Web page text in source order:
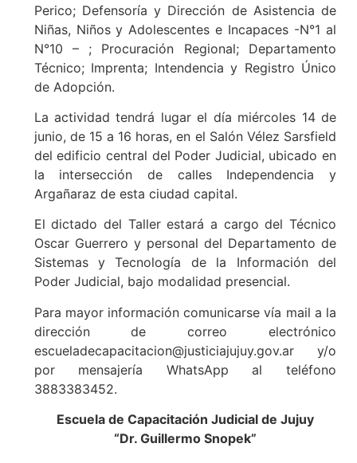
Perico; Defensoría y Dirección de Asistencia de
Niñas, Niños y Adolescentes e Incapaces -N°1 al
N°10 – ; Procuración Regional; Departamento
Técnico; Imprenta; Intendencia y Registro Único
de Adopción.
La actividad tendrá lugar el día miércoles 14 de
junio, de 15 a 16 horas, en el Salón Vélez Sarsfield
del edificio central del Poder Judicial, ubicado en
la intersección de calles Independencia y
Argañaraz de esta ciudad capital.
El dictado del Taller estará a cargo del Técnico
Oscar Guerrero y personal del Departamento de
Sistemas y Tecnología de la Información del
Poder Judicial, bajo modalidad presencial.
Para mayor información comunicarse vía mail a la
dirección de correo electrónico
escueladecapacitacion@justiciajujuy.gov.ar y/o
por mensajería WhatsApp al teléfono
3883383452.
Escuela de Capacitación Judicial de Jujuy
“Dr. Guillermo Snopek”